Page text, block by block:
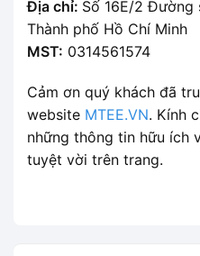
Địa chỉ: Số 16E/2 Đường
Thành phố Hồ Chí Minh
MST: 0314561574
Cảm ơn quý khách đã
website MTEE.VN. Kính
những thông tin hữu ích
tuyệt vời trên trang.